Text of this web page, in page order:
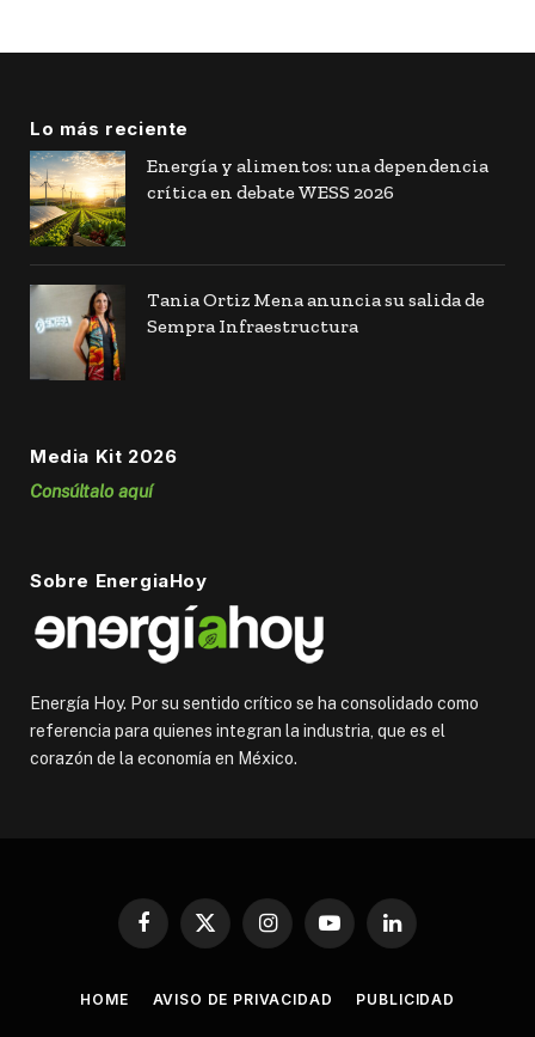
Lo más reciente
Energía y alimentos: una dependencia
crítica en debate WESS 2026
Tania Ortiz Mena anuncia su salida de
Sempra Infraestructura
Media Kit 2026
Consúltalo aquí
Sobre EnergiaHoy
Energía Hoy. Por su sentido crítico se ha consolidado como
referencia para quienes integran la industria, que es el
corazón de la economía en México.
Facebook
X
InstagramYouTubeLinkedIn
HOME AVISO DE PRIVACIDAD PUBLICIDAD